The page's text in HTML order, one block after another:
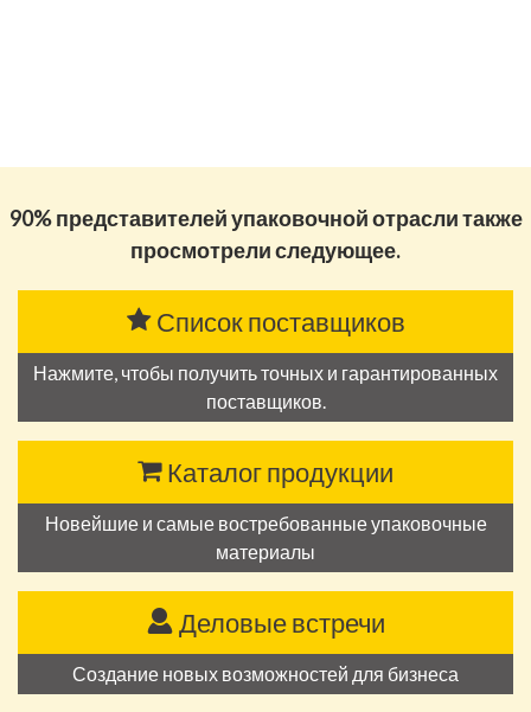
90% представителей упаковочной отрасли также
просмотрели следующее.
Список поставщиков
Нажмите, чтобы получить точных и гарантированных
поставщиков.
Каталог продукции
Новейшие и самые востребованные упаковочные
материалы
Деловые встречи
Создание новых возможностей для бизнеса